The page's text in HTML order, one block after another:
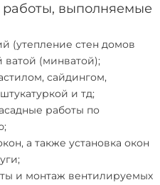
выполняемые
(утепление стен домов
(минватой);
сайдингом,
и тд;
работы по
а также установка окон
и монтаж вентилируемых